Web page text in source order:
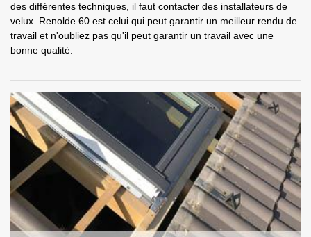
des différentes techniques, il faut contacter des installateurs de
velux. Renolde 60 est celui qui peut garantir un meilleur rendu de
travail et n'oubliez pas qu'il peut garantir un travail avec une
bonne qualité.